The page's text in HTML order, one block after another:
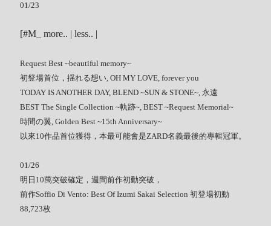
Archives
01/23
[#M_ more.. | less.. |
Request Best ~beautiful memory~
初豋場首位，揺れる想い, OH MY LOVE, forever you
TODAY IS ANOTHER DAY, BLEND ~SUN & STONE~, 永遠
BEST The Single Collection ~軌跡~, BEST ~Request Memorial~
時間の翼, Golden Best ~15th Anniversary~
以來10作品首位獲得，本最可能會是ZARD名義最後的專輯冠軍。
01/26
明日10萬突破確定，週間前作初動突破，
前作Soffio Di Vento: Best Of Izumi Sakai Selection 初登場初動
88,723枚